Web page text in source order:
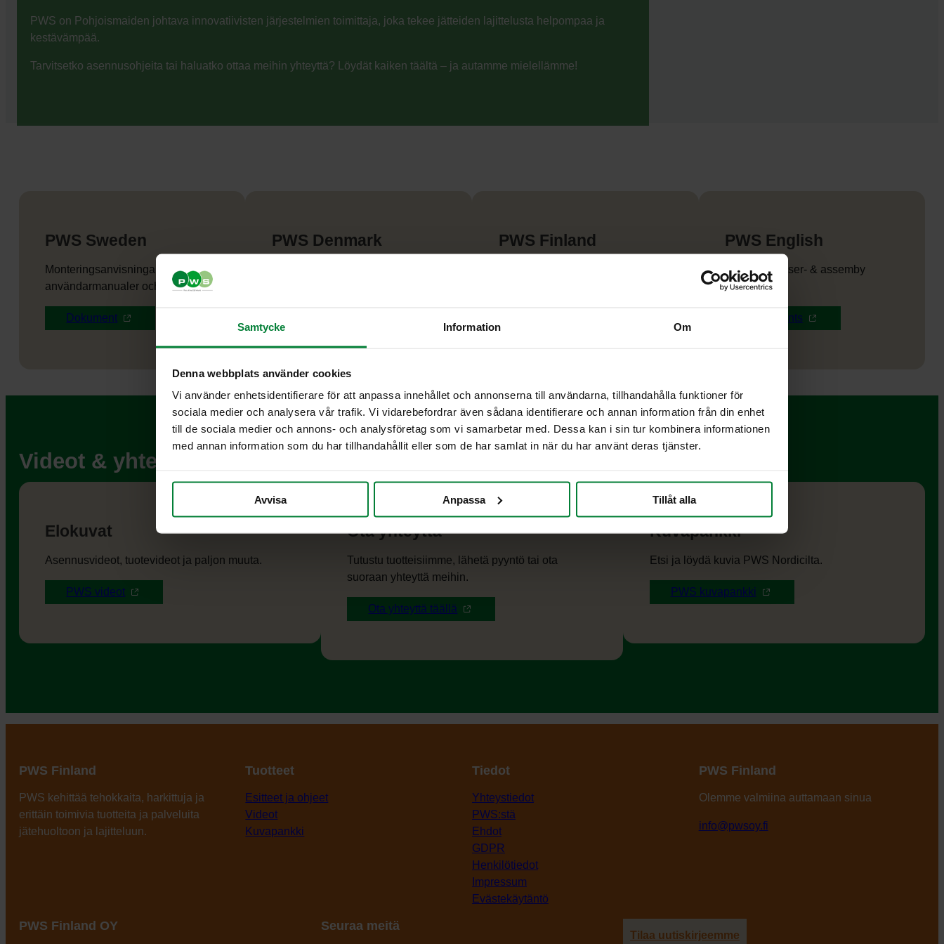
Samtycke Information Om
Denna webbplats använder cookies
Vi använder enhetsidentifierare för att anpassa innehållet och annonserna till användarna, tillhandahålla funktioner för
sociala medier och analysera vår trafik. Vi vidarebefordrar även sådana identifierare och annan information från din enhet
till de sociala medier och annons- och analysföretag som vi samarbetar med. Dessa kan i sin tur kombinera informationen
med annan information som du har tillhandahållit eller som de har samlat in när du har använt deras tjänster.
Avvisa Anpassa Tillåt alla
PWS on Pohjoismaiden johtava innovatiivisten järjestelmien toimittaja, joka tekee jätteiden lajittelusta helpompaa ja
kestävämpää.
Tarvitsetko asennusohjeita tai haluatko ottaa meihin yhteyttä? Löydät kaiken täältä – ja autamme mielellämme!
PWS Sweden
Monteringsanvisningar,
användarmanualer och broschyrer
Dokument
PWS Denmark PWS Finland PWS English
Brochures, user- & assemby
instructions
Documents
Videot & yhteystiedot
Elokuvat
Asennusvideot, tuotevideot ja paljon muuta.
PWS videot
Ota yhteyttä
Tutustu tuotteisiimme, lähetä pyyntö tai ota
suoraan yhteyttä meihin.
Ota yhteyttä täällä
Kuvapankki
Etsi ja löydä kuvia PWS Nordicilta.
PWS kuvapankki
PWS Finland
PWS kehittää tehokkaita, harkittuja ja
erittäin toimivia tuotteita ja palveluita
jätehuoltoon ja lajitteluun.
Tuotteet
Esitteet ja ohjeet
Videot
Kuvapankki
Tiedot
Yhteystiedot
PWS:stä
Ehdot
GDPR
Henkilötiedot
Impressum
Evästekäytäntö
PWS Finland
Olemme valmiina auttamaan sinua
info@pwsoy.fi
PWS Finland OY Seuraa meitä
Tilaa uutiskirjeemme